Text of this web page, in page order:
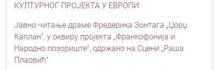
КУЛТУРНОГ ПРОЈЕКТА У ЕВРОПИ
Јавно читање драме Фредерика Зонтага „Џорџ
Каплан”, у оквиру пројекта „Франкофонија и
Народно позориште“, одржано на Сцени „Раша
Плаовић”